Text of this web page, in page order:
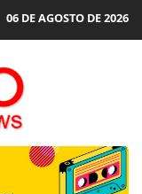
06 DE AGOSTO DE 2026